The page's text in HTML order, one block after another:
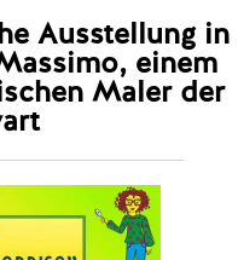
Ausstellung in
einem
Maler der